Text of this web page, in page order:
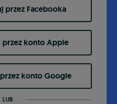
przez Facebooka
przez konto Apple
konto Google
LUB